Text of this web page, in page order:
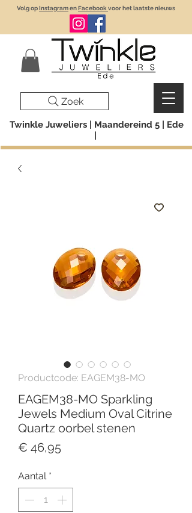
Twinkle Juweliers | Maandereind 5 | Ede
Volg opInstagramenFacebook voor het laatste nieuws
Zoek
Productcode: EAGEM38-MO
EAGEM38-MO Sparkling
Jewels Medium Oval Citrine
Quartz oorbel stenen
€ 46,95Prijs
Aantal *